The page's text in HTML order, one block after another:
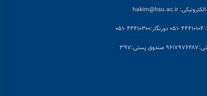
hakim@hsu.ac.ir
دورنگار:۴۴۴۱۰۳۰۰ -۰۵۱
پستی:۳۹۷